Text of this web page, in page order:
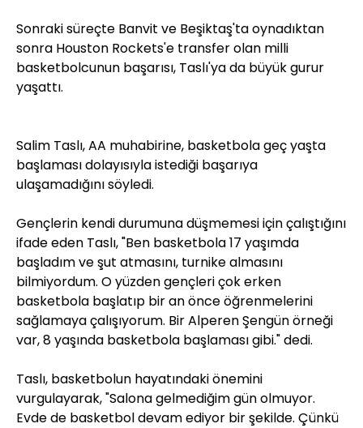
Sonraki süreçte Banvit ve Beşiktaş'ta oynadıktan
sonra Houston Rockets'e transfer olan milli
basketbolcunun başarısı, Taslı'ya da büyük gurur
yaşattı.
Salim Taslı, AA muhabirine, basketbola geç yaşta
başlaması dolayısıyla istediği başarıya
ulaşamadığını söyledi.
Gençlerin kendi durumuna düşmemesi için çalıştığını
ifade eden Taslı, "Ben basketbola 17 yaşımda
başladım ve şut atmasını, turnike almasını
bilmiyordum. O yüzden gençleri çok erken
basketbola başlatıp bir an önce öğrenmelerini
sağlamaya çalışıyorum. Bir Alperen Şengün örneği
var, 8 yaşında basketbola başlaması gibi." dedi.
Taslı, basketbolun hayatındaki önemini
vurgulayarak, "Salona gelmediğim gün olmuyor.
Evde de basketbol devam ediyor bir şekilde. Çünkü